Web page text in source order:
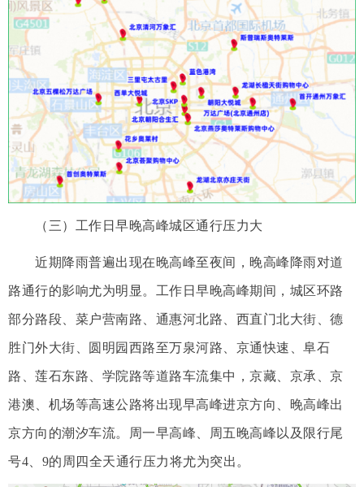
（三）工作日早晚高峰城区通行压力大
近期降雨普遍出现在晚高峰至夜间，晚高峰降雨对道
路通行的影响尤为明显。工作日早晚高峰期间，城区环路
部分路段、菜户营南路、通惠河北路、西直门北大街、德
胜门外大街、圆明园西路至万泉河路、京通快速、阜石
路、莲石东路、学院路等道路车流集中，京藏、京承、京
港澳、机场等高速公路将出现早高峰进京方向、晚高峰出
京方向的潮汐车流。周一早高峰、周五晚高峰以及限行尾
号4、9的周四全天通行压力将尤为突出。